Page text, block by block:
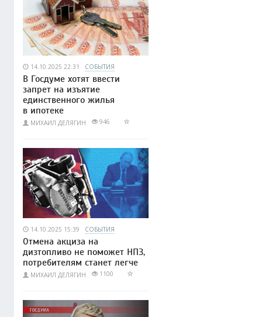
14.10.2025 22:31 СОБЫТИЯ
В Госдуме хотят ввести
запрет на изъятие
единственного жилья
в ипотеке
МИХАИЛ ДЕЛЯГИН 946
14.10.2025 15:39 СОБЫТИЯ
Отмена акциза на
дизтопливо не поможет НПЗ,
потребителям станет легче
МИХАИЛ ДЕЛЯГИН 1100